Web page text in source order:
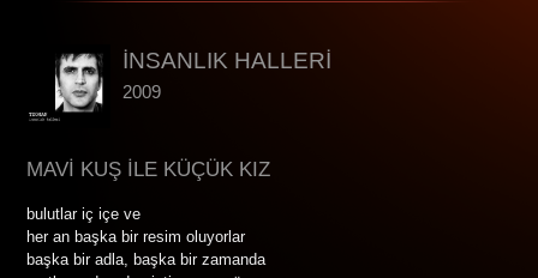
İNSANLIK HALLERİ
2009
MAVİ KUŞ İLE KÜÇÜK KIZ
bulutlar iç içe ve
her an başka bir resim oluyorlar
başka bir adla, başka bir zamanda